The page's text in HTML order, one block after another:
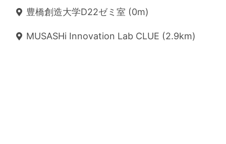
豊橋創造大学D22ゼミ室 (0m)
MUSASHi Innovation Lab CLUE (2.9km)